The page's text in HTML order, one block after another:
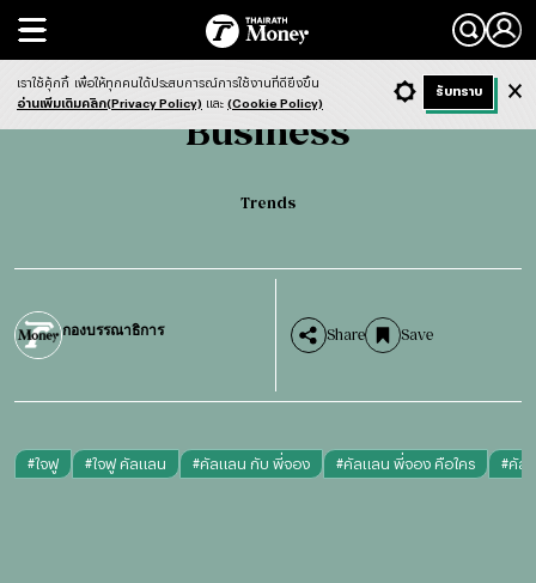
Search
Business Trends
Business
Trends
กองบรรณาธิการ Share Save
#ใจฟู #ใจฟู คัลแลน #คัลแลน กับ พี่จอง #คัลแลน พี่จอง คือใคร #คัล
- ก + ก Dark ฟังข่าว
เราใช้คุ้กกี้ เพื่อให้ทุกคนได้ประสบการณ์การใช้งานที่ดียิ่งขึ้น
อ่านเพิ่มเติมคลิก(Privacy Policy) และ (Cookie Policy)
รับทราบ